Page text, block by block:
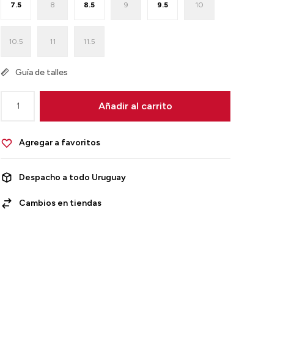
7.5 8 8.5 9 9.5 10
10.5 11 11.5
Guía de talles
1 Añadir al carrito
Despacho a todo Uruguay
Cambios en tiendas